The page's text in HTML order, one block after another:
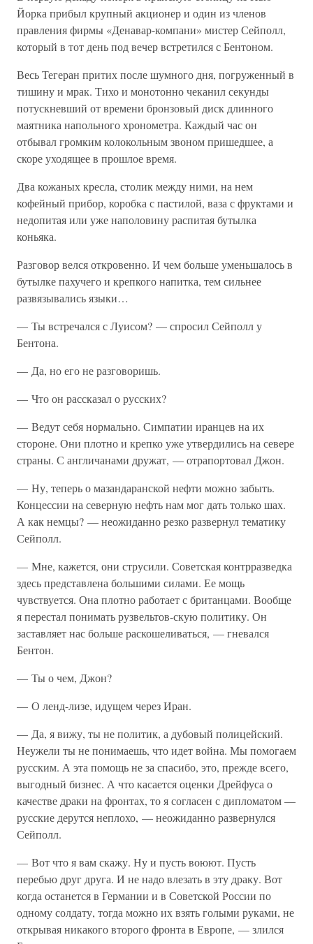
Йорка прибыл крупный акционер и один из членов
правления фирмы «Денавар-компани» мистер Сейполл,
который в тот день под вечер встретился с Бентоном.
Весь Тегеран притих после шумного дня, погруженный в
тишину и мрак. Тихо и монотонно чеканил секунды
потускневший от времени бронзовый диск длинного
маятника напольного хронометра. Каждый час он
отбывал громким колокольным звоном пришедшее, а
скоре уходящее в прошлое время.
Два кожаных кресла, столик между ними, на нем
кофейный прибор, коробка с пастилой, ваза с фруктами и
недопитая или уже наполовину распитая бутылка
коньяка.
Разговор велся откровенно. И чем больше уменьшалось в
бутылке пахучего и крепкого напитка, тем сильнее
развязывались языки…
— Ты встречался с Луисом? — спросил Сейполл у
Бентона.
— Да, но его не разговоришь.
— Что он рассказал о русских?
— Ведут себя нормально. Симпатии иранцев на их
стороне. Они плотно и крепко уже утвердились на севере
страны. С англичанами дружат, — отрапортовал Джон.
— Ну, теперь о мазандаранской нефти можно забыть.
Концессии на северную нефть нам мог дать только шах.
А как немцы? — неожиданно резко развернул тематику
Сейполл.
— Мне, кажется, они струсили. Советская контрразведка
здесь представлена большими силами. Ее мощь
чувствуется. Она плотно работает с британцами. Вообще
я перестал понимать рузвельтов-скую политику. Он
заставляет нас больше раскошеливаться, — гневался
Бентон.
— Ты о чем, Джон?
— О ленд-лизе, идущем через Иран.
— Да, я вижу, ты не политик, а дубовый полицейский.
Неужели ты не понимаешь, что идет война. Мы помогаем
русским. А эта помощь не за спасибо, это, прежде всего,
выгодный бизнес. А что касается оценки Дрейфуса о
качестве драки на фронтах, то я согласен с дипломатом —
русские дерутся неплохо, — неожиданно развернулся
Сейполл.
— Вот что я вам скажу. Ну и пусть воюют. Пусть
перебью друг друга. И не надо влезать в эту драку. Вот
когда останется в Германии и в Советской России по
одному солдату, тогда можно их взять голыми руками, не
открывая никакого второго фронта в Европе, — злился